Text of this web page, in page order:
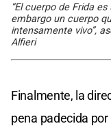
“El cuerpo de Frida
embargo un cuerpo
intensamente vivo”,
Alfieri
Finalmente, la
pena padecida